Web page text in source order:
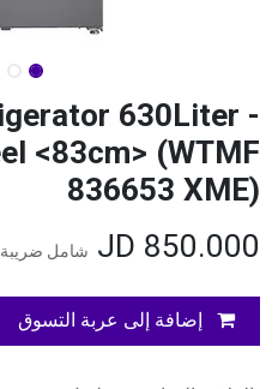
630Liter -
<83cm> (WTMF
836653 XME)
850.000
شامل ضريبة
إضافة إلى عربة التسوق